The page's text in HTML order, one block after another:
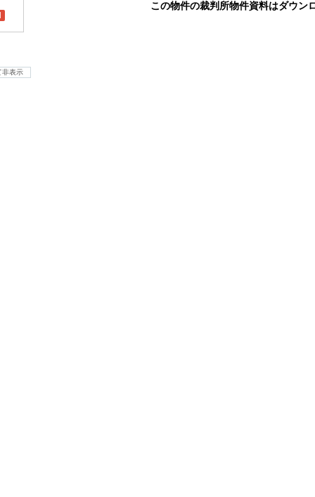
非表示
この物件の裁判所物件資料はダウン